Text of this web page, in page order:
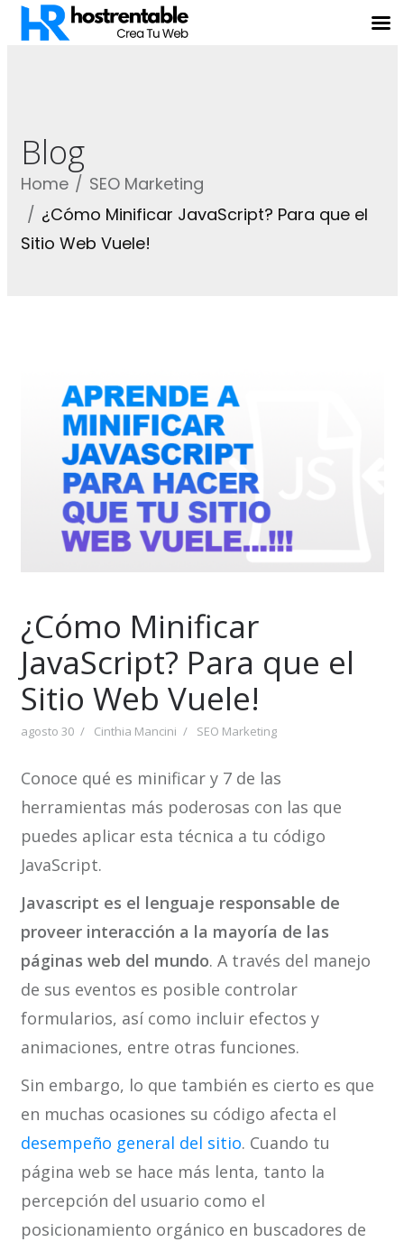
Blog
Home
SEO Marketing
¿Cómo Minificar JavaScript? Para que el
Sitio Web Vuele!
¿Cómo Minificar
JavaScript? Para que el
Sitio Web Vuele!
agosto 30 Cinthia Mancini SEO Marketing
Conoce qué es minificar y 7 de las
herramientas más poderosas con las que
puedes aplicar esta técnica a tu código
JavaScript.
Javascript es el lenguaje responsable de
proveer interacción a la mayoría de las
páginas web del mundo. A través del manejo
de sus eventos es posible controlar
formularios, así como incluir efectos y
animaciones, entre otras funciones.
Sin embargo, lo que también es cierto es que
en muchas ocasiones su código afecta el
desempeño general del sitio. Cuando tu
página web se hace más lenta, tanto la
percepción del usuario como el
posicionamiento orgánico en buscadores de